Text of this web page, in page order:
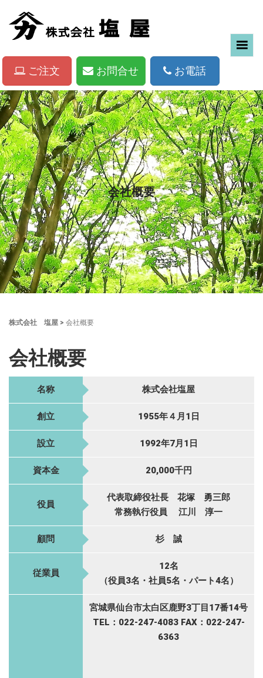
ご注文 お問合せ お電話
会社概要
株式会社 塩屋 > 会社概要
会社概要
名称 株式会社塩屋
創立 1955年４月1日
設立 1992年7月1日
資本金 20,000千円
役員
代表取締役社長 花塚 勇三郎
常務執行役員 江川 淳一
顧問 杉 誠
従業員
12名
（役員3名・社員5名・パート4名）
宮城県仙台市太白区鹿野3丁目17番14号
TEL：022-247-4083 FAX：022-247-
6363